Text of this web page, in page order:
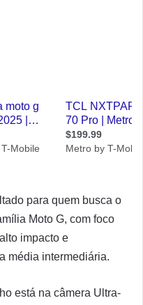
para quem busca o
Moto G, com foco
impacto e
média intermediária.
está na câmera Ultra-